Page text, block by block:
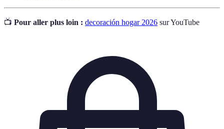
📺 Pour aller plus loin : decoración hogar 2026 sur YouTube